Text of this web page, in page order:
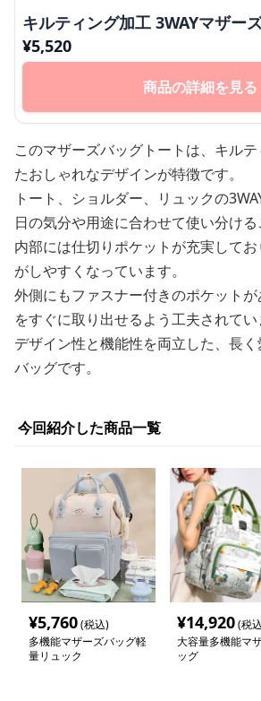
キルティング加工 3WAYマザー
¥5,520
商品の詳細を見る
このマザーズバッグトートは、キル
たおしゃれなデザインが特徴です。
トート、ショルダー、リュックの
日の気分や用途に合わせて使い分ける
内部には仕切りポケットが充実して
がしやすくなっています。
外側にもファスナー付きのポケット
をすぐに取り出せるよう工夫されてい
デザイン性と機能性を両立した、長
バッグです。
今回紹介した商品一覧
¥5,760(税込)
多機能マザーズバッグ軽
量リュック
¥14,920(税
大容量多機能マ
ッグ